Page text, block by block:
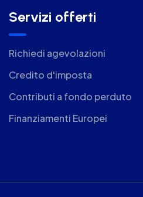
Servizi offerti
Richiedi agevolazioni
Credito d'imposta
Contributi a fondo perduto
Finanziamenti Europei